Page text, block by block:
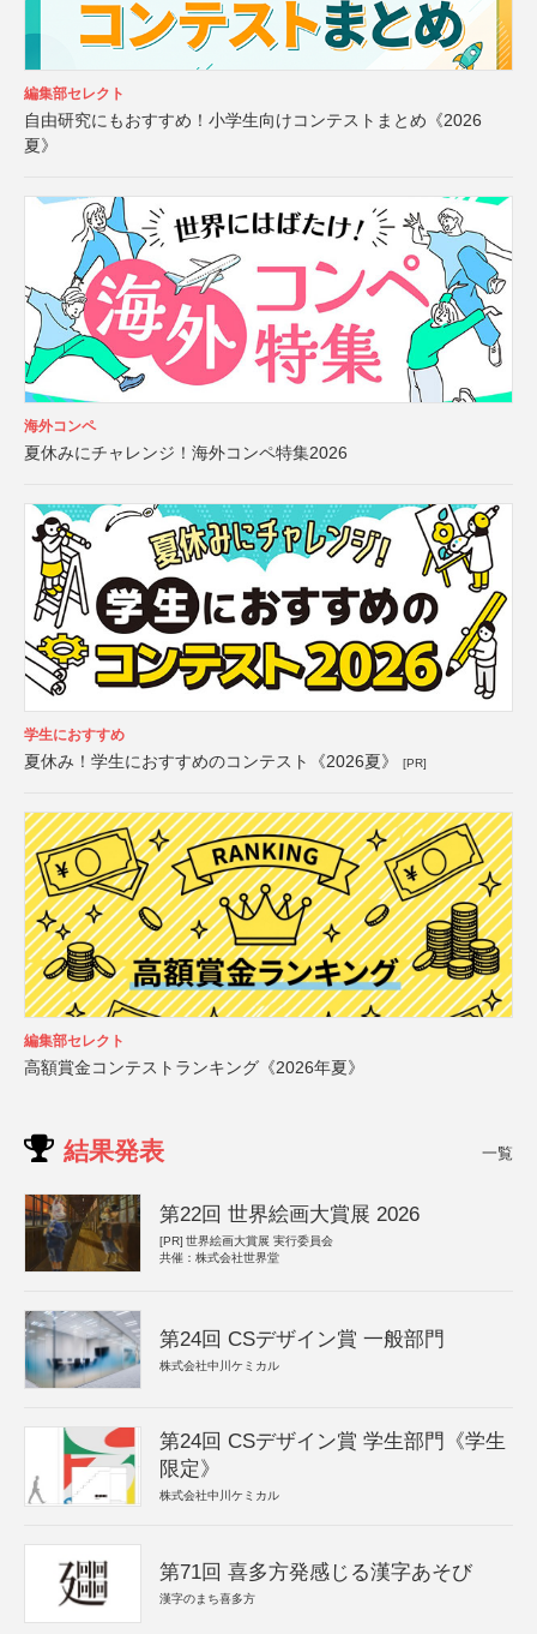
編集部セレクト
自由研究にもおすすめ！小学生向けコンテストまとめ《2026
夏》
海外コンペ
夏休みにチャレンジ！海外コンペ特集2026
学生におすすめ
夏休み！学生におすすめのコンテスト《2026夏》 [PR]
編集部セレクト
高額賞金コンテストランキング《2026年夏》
結果発表 一覧
第22回 世界絵画大賞展 2026
[PR] 世界絵画大賞展 実行委員会
共催：株式会社世界堂
第24回 CSデザイン賞 一般部門
株式会社中川ケミカル
第24回 CSデザイン賞 学生部門《学生
限定》
株式会社中川ケミカル
第71回 喜多方発感じる漢字あそび
漢字のまち喜多方